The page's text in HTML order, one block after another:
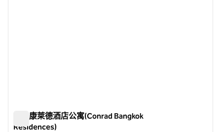
曼谷康萊德酒店公寓(Conrad Bangkok
Residences)